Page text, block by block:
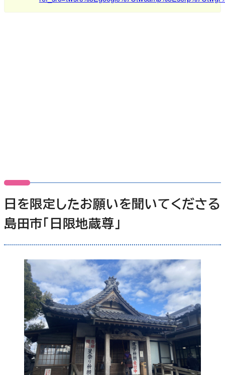
日を限定したお願いを聞いてくださる
島田市「日限地蔵尊」